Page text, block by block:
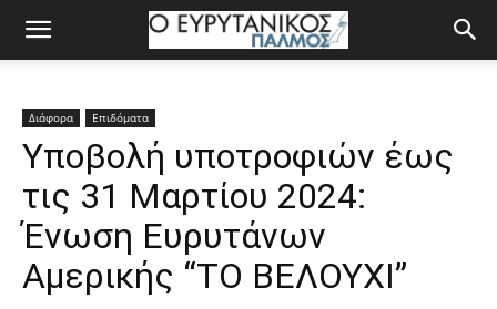
Διάφορα Επιδόματα
Υποβολή υποτροφιών έως
τις 31 Μαρτίου 2024:
Ένωση Ευρυτάνων
Αμερικής “ΤΟ ΒΕΛΟΥΧΙ”